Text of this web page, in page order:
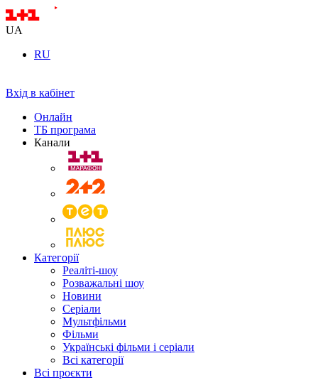
UA
RU
Вхід в кабінет
Онлайн
ТБ програма
Канали
Категорії
Реаліті-шоу
Розважальні шоу
Новини
Серіали
Мультфільми
Фільми
Українські фільми і серіали
Всі категорії
Всі проєкти